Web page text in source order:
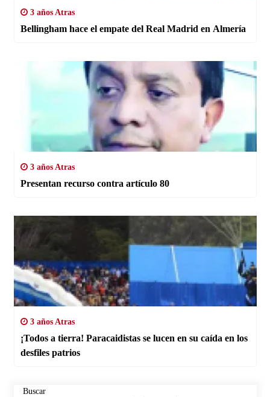
3 años Atras
Bellingham hace el empate del Real Madrid en Almería
3 años Atras
Presentan recurso contra artículo 80
3 años Atras
¡Todos a tierra! Paracaidistas se lucen en su caída en los
desfiles patrios
Buscar